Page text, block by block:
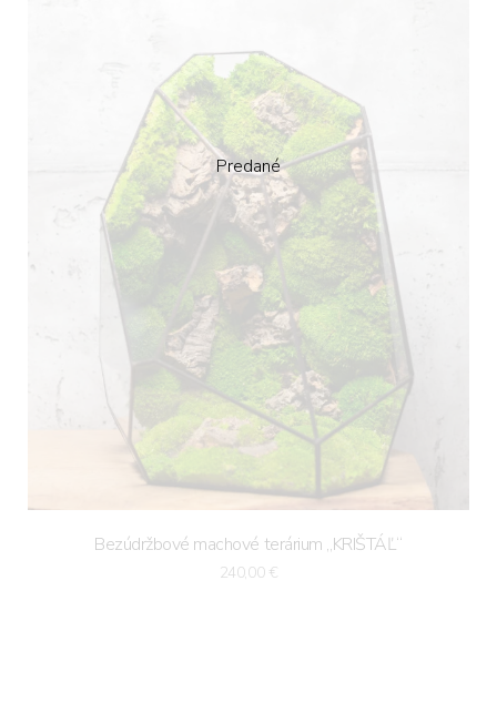
Bezúdržbové machové terárium „KRIŠTÁĽ“
240,00 €
Predané